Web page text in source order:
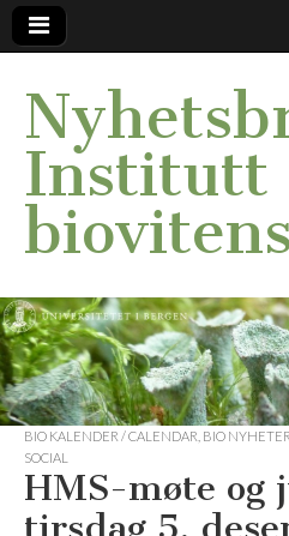
Institutt
BIO KALENDER / CALENDAR BIO
SOCIAL
HMS-møte og